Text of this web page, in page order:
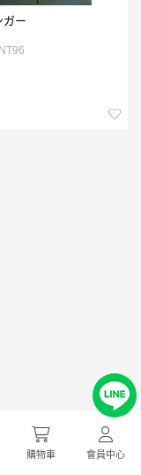
購物車 會員中心
ガー
NT96